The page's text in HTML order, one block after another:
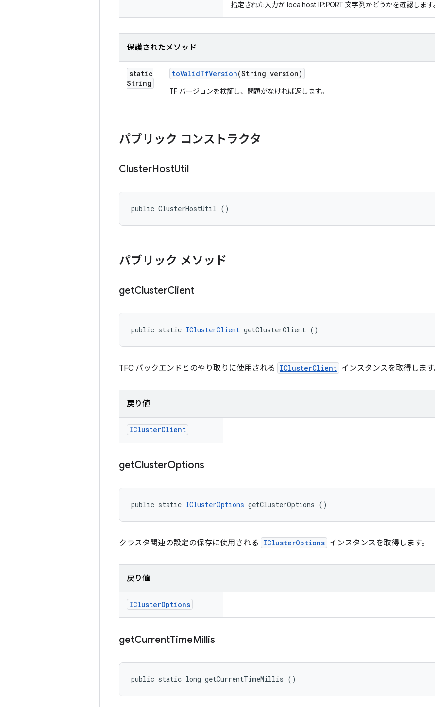
指定された入力が localhost IP:PORT 文字列かどうかを確認します
保護されたメソッド
static
String
toValidTfVersion(String version)
TF バージョンを検証し、問題がなければ返します。
パブリック コンストラクタ
ClusterHostUtil
public ClusterHostUtil ()
パブリック メソッド
getClusterClient
public static IClusterClient getClusterClient ()
TFC バックエンドとのやり取りに使用される IClusterClient インスタンスを取得しま
戻り値
IClusterClient
getClusterOptions
public static IClusterOptions getClusterOptions ()
クラスタ関連の設定の保存に使用される IClusterOptions インスタンスを取得します。
戻り値
IClusterOptions
getCurrentTimeMillis
public static long getCurrentTimeMillis ()